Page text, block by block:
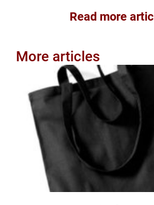
Read more
More articles